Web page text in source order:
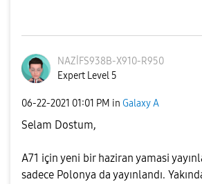
NAZİFS938B-X910-R950
Expert Level 5
‎06-22-2021 01:01 PM in Galaxy A
Selam Dostum,
A71 için yeni bir haziran yamasi
sadece Polonya da yayınlandı.